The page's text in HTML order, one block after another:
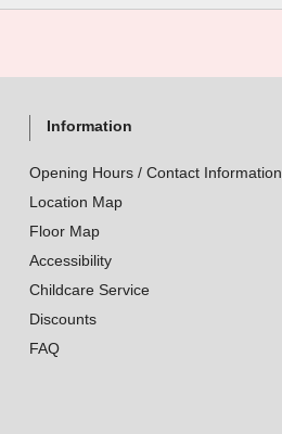
Information
Opening Hours / Contact Information
Location Map
Floor Map
Accessibility
Childcare Service
Discounts
FAQ